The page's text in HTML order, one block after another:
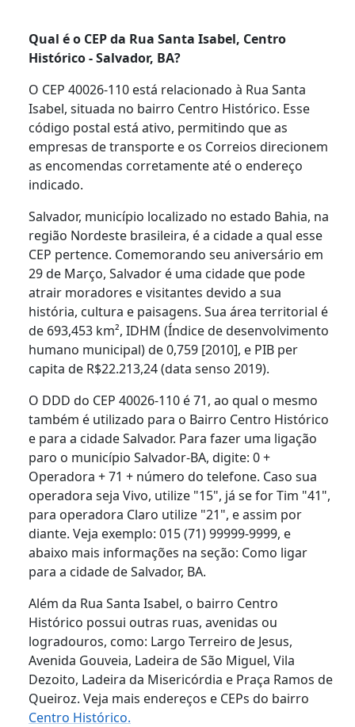
Qual é o CEP da Rua Santa Isabel, Centro
Histórico - Salvador, BA?
O CEP 40026-110 está relacionado à Rua Santa
Isabel, situada no bairro Centro Histórico. Esse
código postal está ativo, permitindo que as
empresas de transporte e os Correios direcionem
as encomendas corretamente até o endereço
indicado.
Salvador, município localizado no estado Bahia, na
região Nordeste brasileira, é a cidade a qual esse
CEP pertence. Comemorando seu aniversário em
29 de Março, Salvador é uma cidade que pode
atrair moradores e visitantes devido a sua
história, cultura e paisagens. Sua área territorial é
de 693,453 km², IDHM (Índice de desenvolvimento
humano municipal) de 0,759 [2010], e PIB per
capita de R$22.213,24 (data senso 2019).
O DDD do CEP 40026-110 é 71, ao qual o mesmo
também é utilizado para o Bairro Centro Histórico
e para a cidade Salvador. Para fazer uma ligação
paro o município Salvador-BA, digite: 0 +
Operadora + 71 + número do telefone. Caso sua
operadora seja Vivo, utilize "15", já se for Tim "41",
para operadora Claro utilize "21", e assim por
diante. Veja exemplo: 015 (71) 99999-9999, e
abaixo mais informações na seção: Como ligar
para a cidade de Salvador, BA.
Além da Rua Santa Isabel, o bairro Centro
Histórico possui outras ruas, avenidas ou
logradouros, como: Largo Terreiro de Jesus,
Avenida Gouveia, Ladeira de São Miguel, Vila
Dezoito, Ladeira da Misericórdia e Praça Ramos de
Queiroz. Veja mais endereços e CEPs do bairro
Centro Histórico.